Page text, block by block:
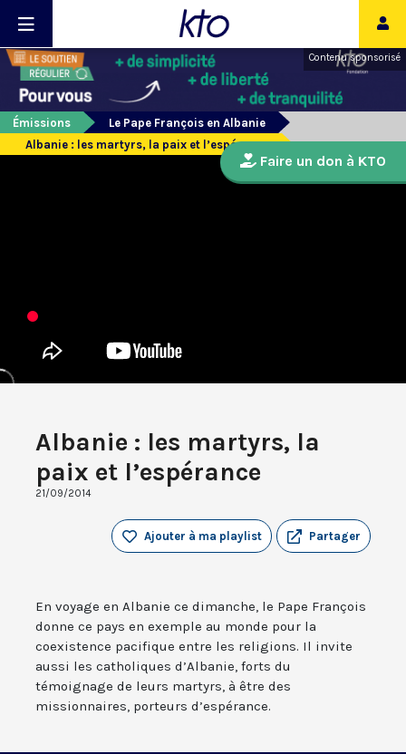
Contenu sponsorisé
Émissions
Le Pape François en Albanie
Albanie : les martyrs, la paix et l’espérance
Albanie : les martyrs, la
paix et l’espérance
21/09/2014
Partager
Ajouter à ma playlist
En voyage en Albanie ce dimanche, le Pape François
donne ce pays en exemple au monde pour la
coexistence pacifique entre les religions. Il invite
aussi les catholiques d’Albanie, forts du
témoignage de leurs martyrs, à être des
missionnaires, porteurs d’espérance.
Faire un don à KTO